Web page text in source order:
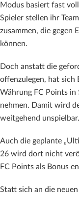
Modus basiert fast
Spieler stellen ihr
zusammen, die gegen
können.
Doch anstatt die
offenzulegen, hat sich
Währung FC Points in
nehmen. Damit wird
weitgehend unspielbar.
Auch die geplante
26 wird dort nicht
FC Points als Bonus
Statt sich an die